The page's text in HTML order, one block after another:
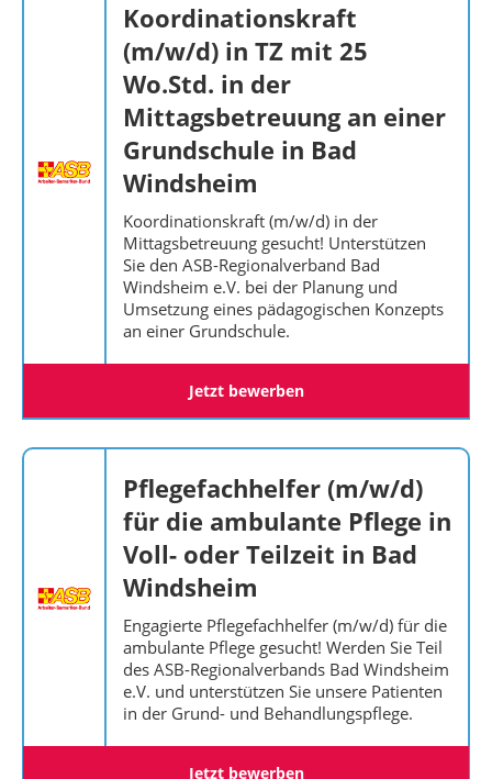
Koordinationskraft
(m/w/d) in TZ mit 25
Wo.Std. in der
Mittagsbetreuung an einer
Grundschule in Bad
Windsheim
Koordinationskraft (m/w/d) in der
Mittagsbetreuung gesucht! Unterstützen
Sie den ASB-Regionalverband Bad
Windsheim e.V. bei der Planung und
Umsetzung eines pädagogischen Konzepts
an einer Grundschule.
Jetzt bewerben
Pflegefachhelfer (m/w/d)
für die ambulante Pflege in
Voll- oder Teilzeit in Bad
Windsheim
Engagierte Pflegefachhelfer (m/w/d) für die
ambulante Pflege gesucht! Werden Sie Teil
des ASB-Regionalverbands Bad Windsheim
e.V. und unterstützen Sie unsere Patienten
in der Grund- und Behandlungspflege.
Jetzt bewerben